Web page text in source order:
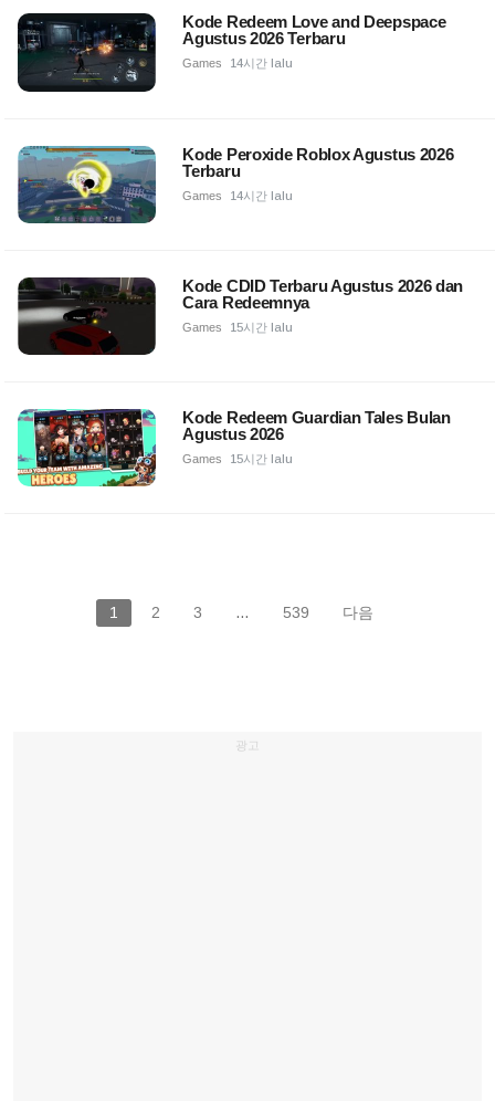
Kode Redeem Love and Deepspace
Agustus 2026 Terbaru
Games 14시간 lalu
Kode Peroxide Roblox Agustus 2026
Terbaru
Games 14시간 lalu
Kode CDID Terbaru Agustus 2026 dan
Cara Redeemnya
Games 15시간 lalu
Kode Redeem Guardian Tales Bulan
Agustus 2026
Games 15시간 lalu
1 2 3 … 539 다음
광고